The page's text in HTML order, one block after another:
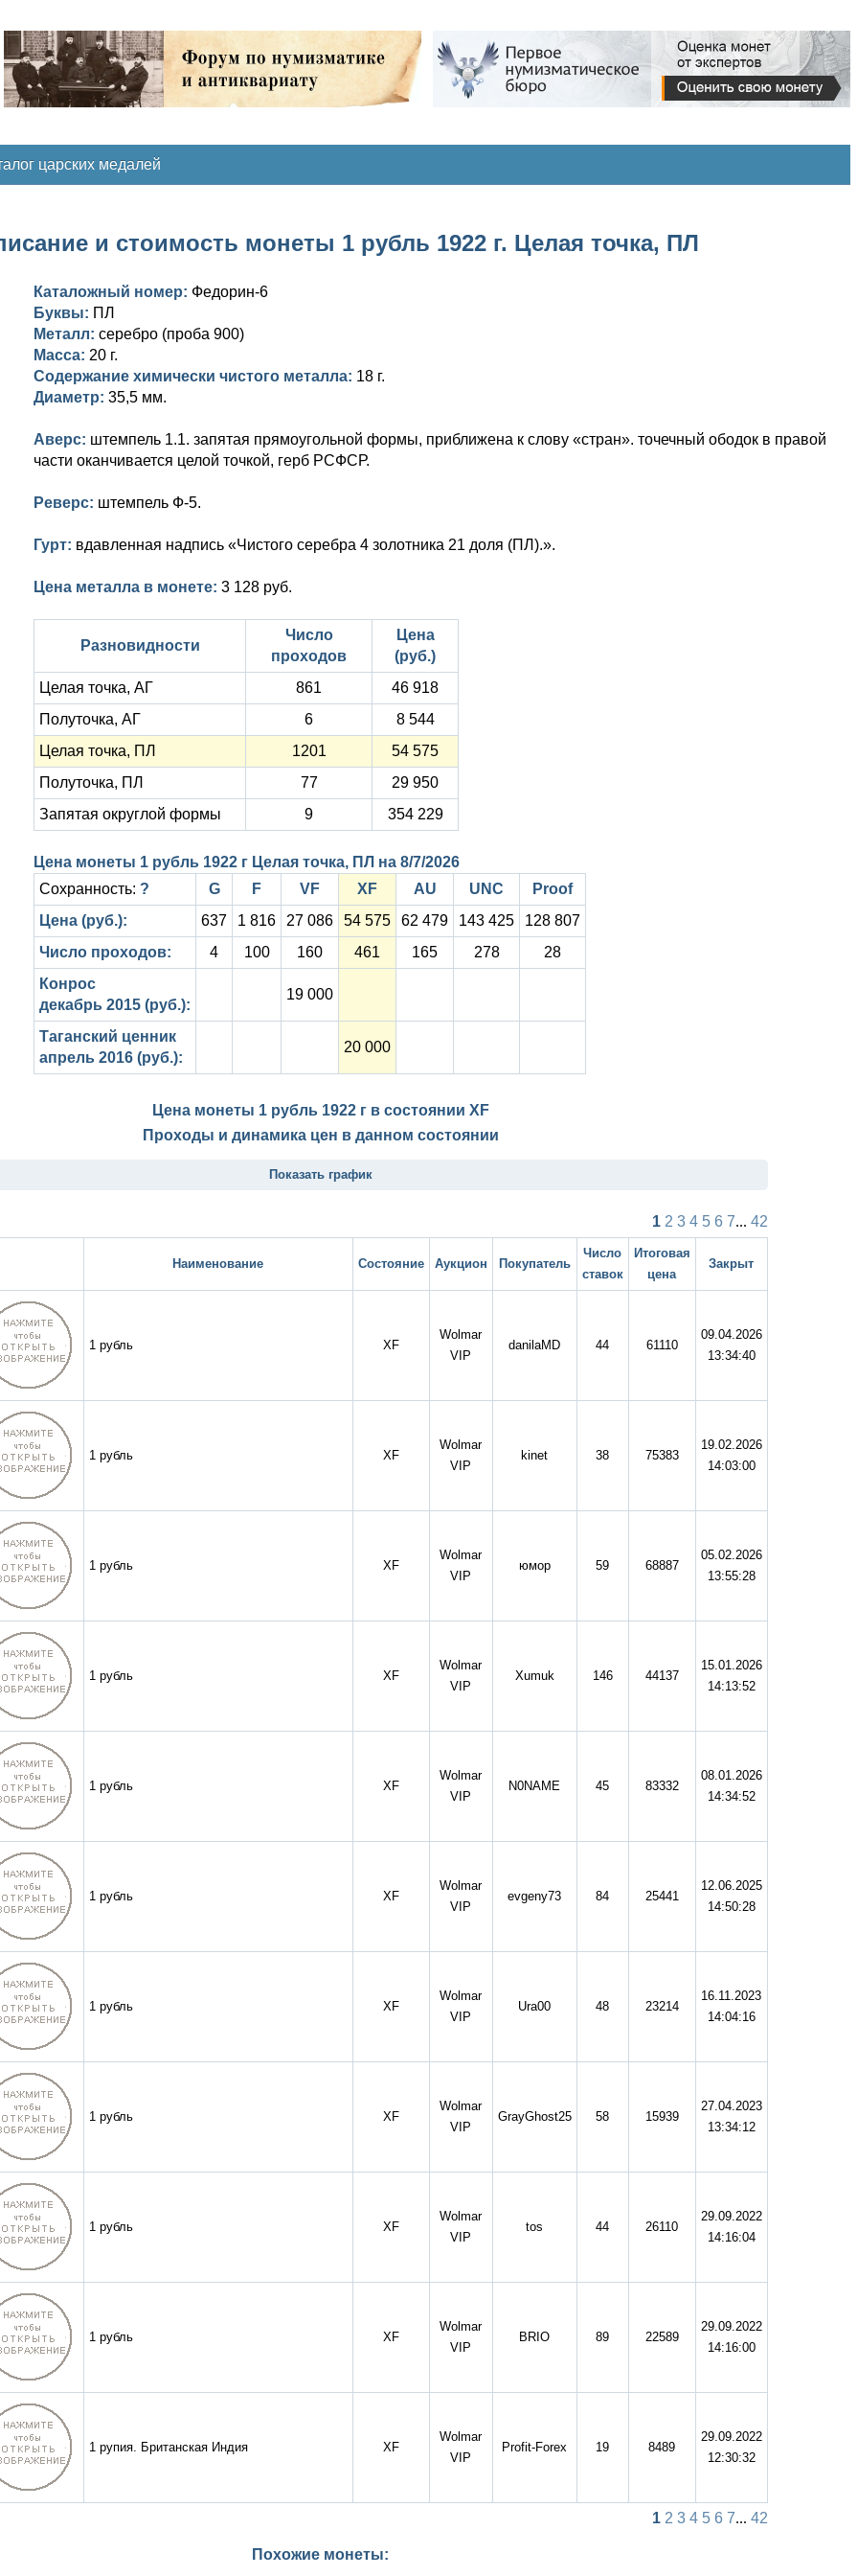
царских медалей
и стоимость монеты 1 рубль 1922 г. Целая точка, ПЛ
Каталожный номер: Федорин-6
Буквы: ПЛ
Металл: серебро (проба 900)
Масса: 20 г.
Содержание химически чистого металла: 18 г.
Диаметр: 35,5 мм.
Аверс: штемпель 1.1. запятая прямоугольной формы, приближена к слову «стран». точечный ободок в правой
части оканчивается целой точкой, герб РСФСР.
Реверс: штемпель Ф-5.
Гурт: вдавленная надпись «Чистого серебра 4 золотника 21 доля (ПЛ).».
Цена металла в монете: 3 128 руб.
Разновидности
Число
проходов
Цена
(руб.)
Целая точка, АГ
861
46 918
Полуточка, АГ
6
8 544
Целая точка, ПЛ
1201
54 575
Полуточка, ПЛ
77
29 950
Запятая округлой формы
9 354 229
Цена монеты 1 рубль 1922 г Целая точка, ПЛ на 8/7/2026
Сохранность: ? G F VF XF AU UNC
Proof
Цена (руб.):
637 1 816 27 086 54 575 62 479 143 425
128 807
Число проходов:
4 100 160 461 165 278
28
Конрос
декабрь 2015 (руб.):
19 000
Таганский ценник
апрель 2016 (руб.):
20 000
Цена монеты 1 рубль 1922 г в состоянии XF
Проходы и динамика цен в данном состоянии
Показать график
1 2 3 4 5 6 7... 42
Наименование Состояние Аукцион Покупатель
Число
ставок
Итоговая
цена
Закрыт
1 рубль XF
Wolmar
VIP
danilaMD 44 61110
09.04.2026
13:34:40
1 рубль XF
Wolmar
VIP
kinet 38 75383
19.02.2026
14:03:00
1 рубль XF
Wolmar
VIP
юмор 59 68887
05.02.2026
13:55:28
1 рубль XF
Wolmar
VIP
Xumuk 146 44137
15.01.2026
14:13:52
1 рубль XF
Wolmar
VIP
N0NAME 45 83332
08.01.2026
14:34:52
1 рубль XF
Wolmar
VIP
evgeny73 84 25441
12.06.2025
14:50:28
1 рубль XF
Wolmar
VIP
Ura00 48 23214
16.11.2023
14:04:16
1 рубль XF
Wolmar
VIP
GrayGhost25 58 15939
27.04.2023
13:34:12
1 рубль XF
Wolmar
VIP
tos 44 26110
29.09.2022
14:16:04
1 рубль XF
Wolmar
VIP
BRIO 89 22589
29.09.2022
14:16:00
1 рупия. Британская Индия XF
Wolmar
VIP
Profit-Forex 19 8489
29.09.2022
12:30:32
1 2 3 4 5 6 7... 42
Похожие монеты: